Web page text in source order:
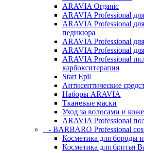
ARAVIA Organic
ARAVIA Professional
ARAVIA Professional
педикюра
ARAVIA Professional
ARAVIA Professional
ARAVIA Professional
карбокситерапия
Start Epil
Антисептические
Наборы ARAVIA
Тканевые маски
Уход за волосами и
ARAVIA Professional
- BARBARO Professional
Косметика для бороды
Косметика для бритья